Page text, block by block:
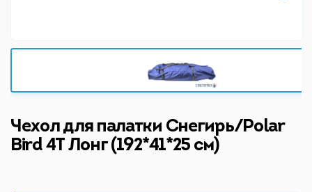
Чехол для палатки Снегирь/Polar
Bird 4Т Лонг (192*41*25 см)